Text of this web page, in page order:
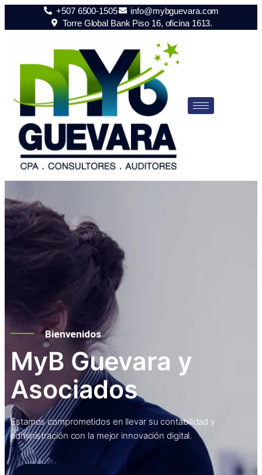
+507 6500-1505
info@mybguevara.com
Torre Global Bank Piso 16, oficina 1613.
Bienvenidos
MyB Guevara y
Asociados
Estamos comprometidos en llevar su contabilidad y
administración con la mejor innovación digital.